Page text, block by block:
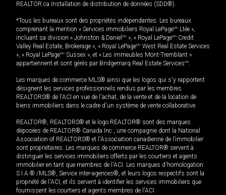
REALTOR.ca Installation de distribution de données (SDD®).
*Tous les bureaux sont des propriétés indépendantes. Les bureaux
comprenant la mention « Services immobiliers Royal LePageMD Ltée »,
incluant sa division « Johnston & Daniel MD », « Royal LePageMD Credit
Valley Real Estate, Brokerage », « Royal LePageMD West Real Estate Services
», « Royal LePageMD Sussex », et « Les immeubles Mont-Tremblant »
appartiennent et sont gérés par Bridgemarq Real Estate ServicesMD.
Les marques de commerce MLS® ainsi que les logos qui s'y rapportent
désignent les services professionnels rendus par les membres
REALTORS® de l'ACI en vue de l'achat, de la vente et de la location de
biens immobiliers dans le cadre d'un système de vente collaborative.
REALTOR®, REALTORS® et le logo REALTOR® sont des marques
déposées de REALTOR® Canada Inc., une compagnie dont la National
Association of REALTORS® et l'Association canadienne de l’immobilier
sont propriétaires. Les marques de commerce REALTOR® servent à
distinguer les services immobiliers offerts par les courtiers et agents
immobilier en tant que membres de l'ACI. Les marques d'homologation
S.I.A.® /MLS®, Service inter-agences®, et leurs logos respectifs sont la
propriété de l'ACI, et ils servent à identifier les services immobiliers que
fournissent les courtiers et agents membres de l'ACI.